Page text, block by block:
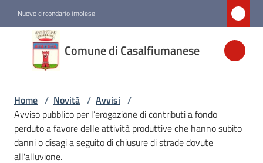
Nuovo circondario imolese
Comune di Casalfiumanese
Comune di
Casalfiumanese
Amministrazione
Novità
Menu selezionato
Home / Novità / Avvisi /
Avviso pubblico per l’erogazione di contributi a fondo
perduto a favore delle attività produttive che hanno subito
danni o disagi a seguito di chiusure di strade dovute
all'alluvione.